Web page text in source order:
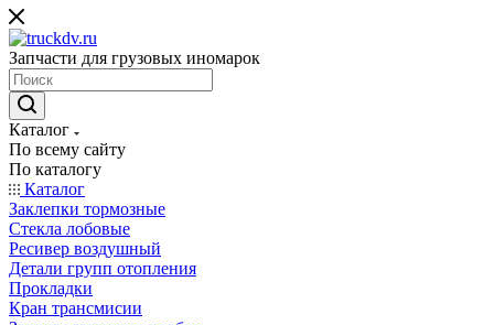
Запчасти для грузовых иномарок
Каталог
По всему сайту
По каталогу
Каталог
Заклепки тормозные
Стекла лобовые
Ресивер воздушный
Детали групп отопления
Прокладки
Кран трансмисии